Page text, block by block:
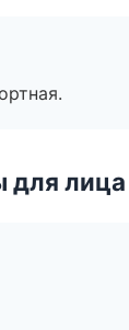
для лица